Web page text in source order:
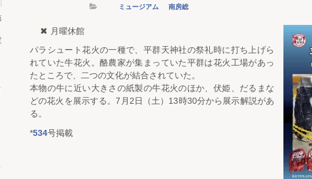
ミュージアム 南房総
月曜休館
パラシュート花火の一種で、平群天神社の祭礼時に打ち上げら
れていた牛花火。酪農家が集まっていた平群は花火工場があっ
たところで、二つの文化が結合されていた。
本物の牛に近い大きさの紙製の牛花火のほか、伏姫、だるまな
どの花火を展示する。7月2日（土）13時30分から展示解説があ
る。
*534号掲載